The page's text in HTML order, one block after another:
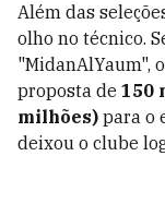
Além das
olho no técnico.
"MidanAlYaum",
proposta de 150
milhões) para o
deixou o clube